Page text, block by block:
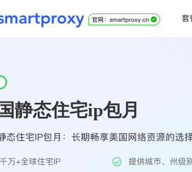
静态住宅ip包月
态住宅IP包月：长期畅享美国网络资源的选
万+全球住宅IP
提供城市、州级